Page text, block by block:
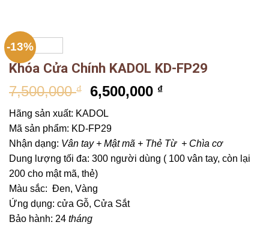
-13%
Khóa Cửa Chính KADOL KD-FP29
7,500,000₫ 6,500,000 ₫
Hãng sản xuất: KADOL
Mã sản phẩm: KD-FP29
Nhận dạng: Vân tay + Mật mã + Thẻ Từ + Chìa cơ
Dung lượng tối đa: 300 người dùng ( 100 vân tay, còn lại
200 cho mật mã, thẻ)
Màu sắc: Đen, Vàng
Ứng dụng: cửa Gỗ, Cửa Sắt
Bảo hành: 24 tháng